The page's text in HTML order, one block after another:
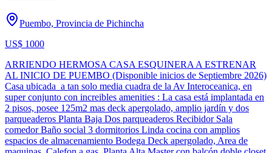
Puembo, Provincia de Pichincha
US$ 1000
ARRIENDO HERMOSA CASA ESQUINERA A ESTRENAR
AL INICIO DE PUEMBO (Disponible inicios de Septiembre 2026)
Casa ubicada a tan solo media cuadra de la Av Interoceanica, en
super conjunto con increibles amenities : La casa está implantada en
2 pisos, posee 125m2 mas deck apergolado, amplio jardín y dos
parqueaderos Planta Baja Dos parqueaderos Recibidor Sala
comedor Baño social 3 dormitorios Linda cocina con amplios
espacios de almacenamiento Bodega Deck apergolado, Area de